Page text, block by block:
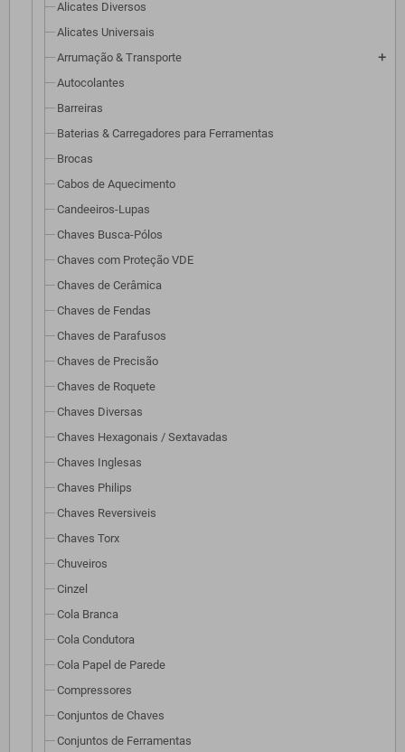
Alicates Diversos
Alicates Universais
Arrumação & Transporte
add
Autocolantes
Barreiras
Baterias & Carregadores para Ferramentas
Brocas
Cabos de Aquecimento
Candeeiros-Lupas
Chaves Busca-Pólos
Chaves com Proteção VDE
Chaves de Cerâmica
Chaves de Fendas
Chaves de Parafusos
Chaves de Precisão
Chaves de Roquete
Chaves Diversas
Chaves Hexagonais / Sextavadas
Chaves Inglesas
Chaves Philips
Chaves Reversiveis
Chaves Torx
Chuveiros
Cinzel
Cola Branca
Cola Condutora
Cola Papel de Parede
Compressores
Conjuntos de Chaves
Conjuntos de Ferramentas